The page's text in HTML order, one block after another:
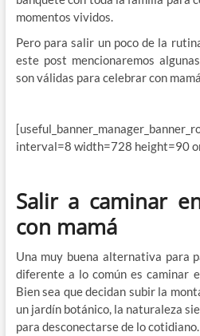
momentos vividos.
Pero para salir un poco de la
este post mencionaremos
son válidas para celebrar con
interval=8 width=728 height=90
Salir a caminar
con mamá
Una muy buena alternativa para
diferente a lo común es caminar
Bien sea que decidan subir la
un jardín botánico, la naturaleza
para desconectarse de lo cotidiano.